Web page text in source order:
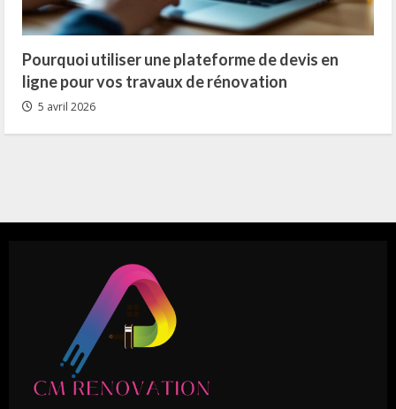
Pourquoi utiliser une plateforme de devis en
ligne pour vos travaux de rénovation
5 avril 2026